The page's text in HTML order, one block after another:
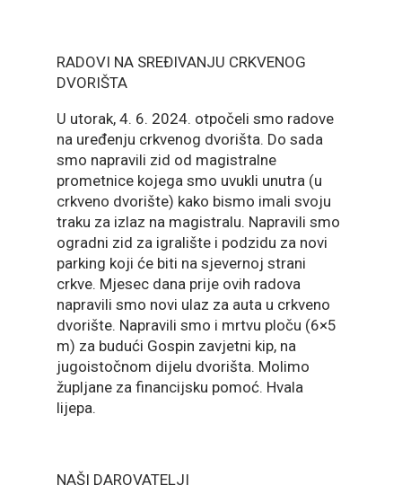
RADOVI NA SREĐIVANJU CRKVENOG
DVORIŠTA
U utorak, 4. 6. 2024. otpočeli smo radove
na uređenju crkvenog dvorišta. Do sada
smo napravili zid od magistralne
prometnice kojega smo uvukli unutra (u
crkveno dvorište) kako bismo imali svoju
traku za izlaz na magistralu. Napravili smo
ogradni zid za igralište i podzidu za novi
parking koji će biti na sjevernoj strani
crkve. Mjesec dana prije ovih radova
napravili smo novi ulaz za auta u crkveno
dvorište. Napravili smo i mrtvu ploču (6×5
m) za budući Gospin zavjetni kip, na
jugoistočnom dijelu dvorišta. Molimo
župljane za financijsku pomoć. Hvala
lijepa.
NAŠI DAROVATELJI